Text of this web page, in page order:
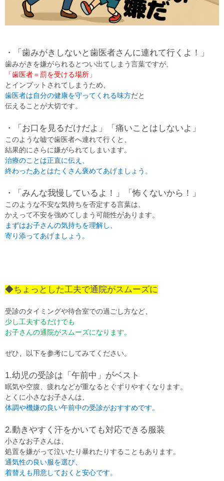
・「歯みがきしないと歯医者さんに連れて行くよ！」
歯みがきを嫌がられるとつい出てしまう言葉ですが、
「歯医者＝罰を受ける場所」
とインプットされてしまうため、
歯医者は自分の健康を守ってくれる味方だと
伝えることが大切です。
・「お口を見るだけだよ」「痛いことはしないよ」
このような嘘で歯医者へ連れて行くと、
結果的にさらに嫌がられてしまいます。
治療のことは正直に伝え、
終わったあとはたくさん褒めてあげましょう。
・「みんな我慢しているよ！」「怖くないから！」
このような不安な気持ちを否定する言葉は、
かえって不安を強めてしまう可能性があります。
まずはお子さんの気持ちを理解し、
寄り添ってあげましょう。
◆ちょっとした工夫で通院がスムーズに
受診のタイミングや待合室での過ごし方など、
少し工夫するだけでも
お子さんの通院がスムーズになります。
ぜひ、以下を参考にしてみてください。
1.幼児の受診は「午前中」がベスト
眠気や空腹、疲れなどが重なるとぐずりやすくなります。
とくに小さなお子さんは、
体調や機嫌の良い午前中の受診がおすすめです。
2.動きやすく汗をかいても対応できる服装
小さなお子さんは、
処置を嫌がって泣いたり暴れたりすることもあります。
通気性の良い服を選び、
着替えも用意しておくと安心です。